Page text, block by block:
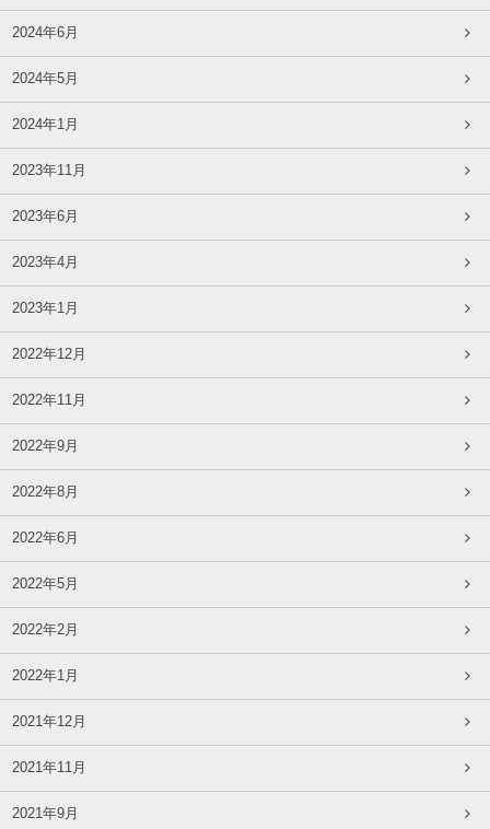
2024年6月
2024年5月
2024年1月
2023年11月
2023年6月
2023年4月
2023年1月
2022年12月
2022年11月
2022年9月
2022年8月
2022年6月
2022年5月
2022年2月
2022年1月
2021年12月
2021年11月
2021年9月